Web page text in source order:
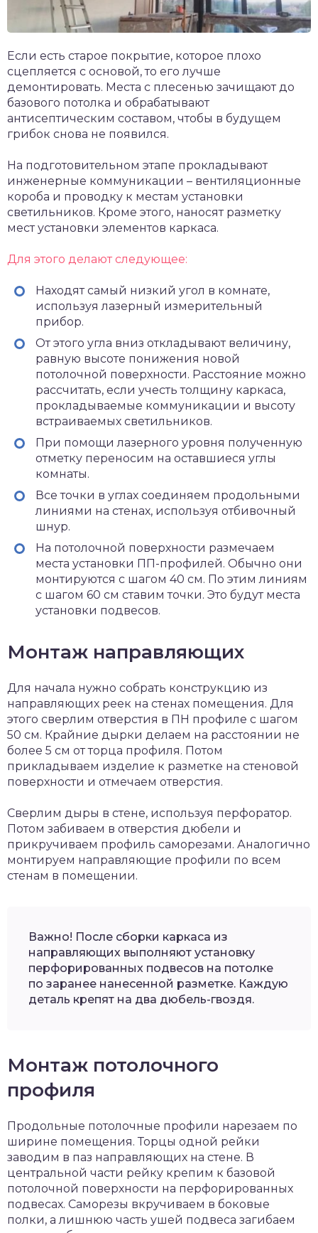
Если есть старое покрытие, которое плохо
сцепляется с основой, то его лучше
демонтировать. Места с плесенью зачищают до
базового потолка и обрабатывают
антисептическим составом, чтобы в будущем
грибок снова не появился.
На подготовительном этапе прокладывают
инженерные коммуникации – вентиляционные
короба и проводку к местам установки
светильников. Кроме этого, наносят разметку
мест установки элементов каркаса.
Для этого делают следующее:
Находят самый низкий угол в комнате,
используя лазерный измерительный
прибор.
От этого угла вниз откладывают величину,
равную высоте понижения новой
потолочной поверхности. Расстояние можно
рассчитать, если учесть толщину каркаса,
прокладываемые коммуникации и высоту
встраиваемых светильников.
При помощи лазерного уровня полученную
отметку переносим на оставшиеся углы
комнаты.
Все точки в углах соединяем продольными
линиями на стенах, используя отбивочный
шнур.
На потолочной поверхности размечаем
места установки ПП-профилей. Обычно они
монтируются с шагом 40 см. По этим линиям
с шагом 60 см ставим точки. Это будут места
установки подвесов.
Монтаж направляющих
Для начала нужно собрать конструкцию из
направляющих реек на стенах помещения. Для
этого сверлим отверстия в ПН профиле с шагом
50 см. Крайние дырки делаем на расстоянии не
более 5 см от торца профиля. Потом
прикладываем изделие к разметке на стеновой
поверхности и отмечаем отверстия.
Сверлим дыры в стене, используя перфоратор.
Потом забиваем в отверстия дюбели и
прикручиваем профиль саморезами. Аналогично
монтируем направляющие профили по всем
стенам в помещении.
Важно! После сборки каркаса из
направляющих выполняют установку
перфорированных подвесов на потолке
по заранее нанесенной разметке. Каждую
деталь крепят на два дюбель-гвоздя.
Монтаж потолочного
профиля
Продольные потолочные профили нарезаем по
ширине помещения. Торцы одной рейки
заводим в паз направляющих на стене. В
центральной части рейку крепим к базовой
потолочной поверхности на перфорированных
подвесах. Саморезы вкручиваем в боковые
полки, а лишнюю часть ушей подвеса загибаем